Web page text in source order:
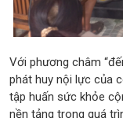
Với phương châm
phát huy nội lực của
tập huấn sức khỏe
nền tảng trong quá